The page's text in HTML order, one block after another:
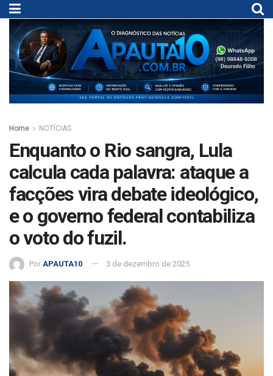
Home NOTÍCIAS
Enquanto o Rio sangra, Lula
calcula cada palavra: ataque a
facções vira debate ideológico,
e o governo federal contabiliza
o voto do fuzil.
Por APAUTA10 3 de dezembro de 2025